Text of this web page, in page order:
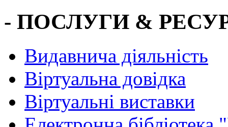
- ПОСЛУГИ &
Видавнича діяльність
Віртуальна довідка
Віртуальні виставки